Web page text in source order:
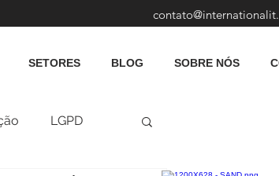
SETORES BLOG SOBRE NÓS
LGPD